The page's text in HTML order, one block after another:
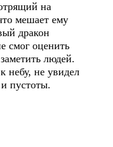
на
мешает ему
дракон
смог оценить
людей.
небу, не увидел
пустоты.